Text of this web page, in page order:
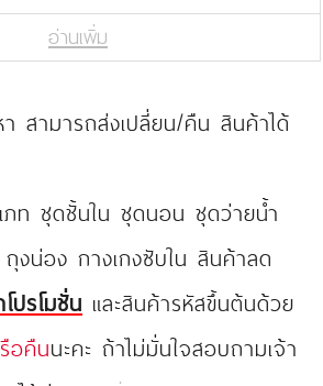
อ่านเพิ่ม
สามารถส่งเปลี่ยน/คืน สินค้าได้
ภท ชุดชั้นใน ชุดนอน ชุดว่ายน้ำ
งน่อง กางเกงซับใน สินค้าลด
ปรโมชั่น และสินค้ารหัสขึ้นต้นด้วย
อคืนนะคะ ถ้าไม่มั่นใจสอบถามเจ้า